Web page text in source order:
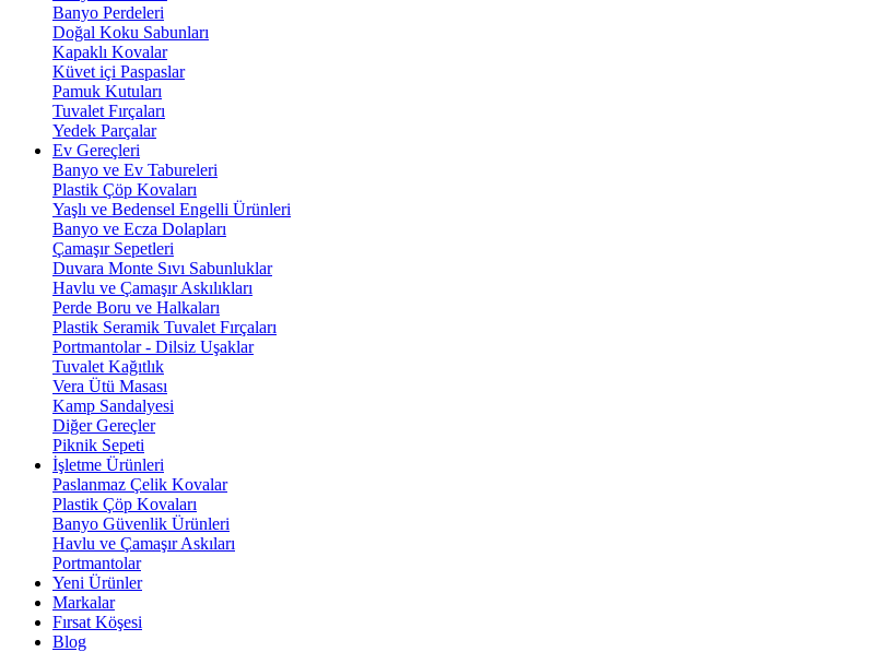
Banyo Perdeleri
Doğal Koku Sabunları
Kapaklı Kovalar
Küvet içi Paspaslar
Pamuk Kutuları
Tuvalet Fırçaları
Yedek Parçalar
Ev Gereçleri
Banyo ve Ev Tabureleri
Plastik Çöp Kovaları
Yaşlı ve Bedensel Engelli Ürünleri
Banyo ve Ecza Dolapları
Çamaşır Sepetleri
Duvara Monte Sıvı Sabunluklar
Havlu ve Çamaşır Askılıkları
Perde Boru ve Halkaları
Plastik Seramik Tuvalet Fırçaları
Portmantolar - Dilsiz Uşaklar
Tuvalet Kağıtlık
Vera Ütü Masası
Kamp Sandalyesi
Diğer Gereçler
Piknik Sepeti
İşletme Ürünleri
Paslanmaz Çelik Kovalar
Plastik Çöp Kovaları
Banyo Güvenlik Ürünleri
Havlu ve Çamaşır Askıları
Portmantolar
Yeni Ürünler
Markalar
Fırsat Köşesi
Blog